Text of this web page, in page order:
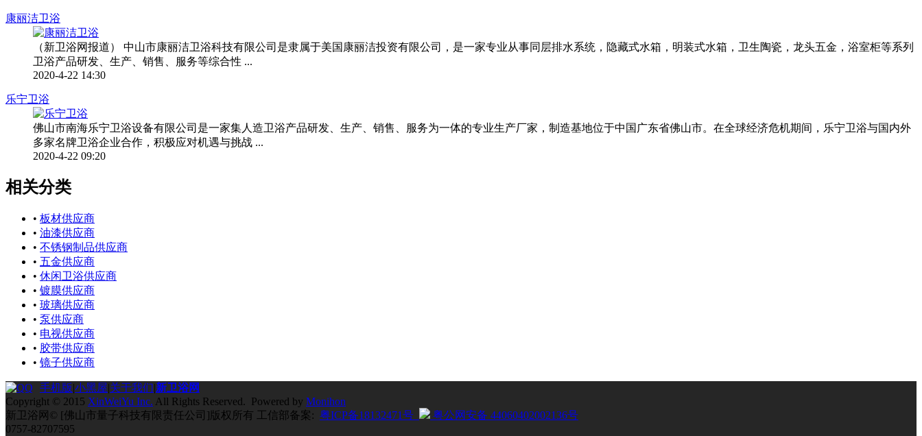
康丽洁卫浴
（新卫浴网报道） 中山市康丽洁卫浴科技有限公司是隶属于美国康丽洁投资有限公司，是一家专业从事同层排水系统，隐藏式水箱，明装式水箱，卫生陶瓷，龙头五金，浴室柜等系列
卫浴产品研发、生产、销售、服务等综合性 ...
2020-4-22 14:30
乐宁卫浴
佛山市南海乐宁卫浴设备有限公司是一家集人造卫浴产品研发、生产、销售、服务为一体的专业生产厂家，制造基地位于中国广东省佛山市。在全球经济危机期间，乐宁卫浴与国内外
多家名牌卫浴企业合作，积极应对机遇与挑战 ...
2020-4-22 09:20
相关分类
• 板材供应商
• 油漆供应商
• 不锈钢制品供应商
• 五金供应商
• 休闲卫浴供应商
• 镀膜供应商
• 玻璃供应商
• 泵供应商
• 电视供应商
• 胶带供应商
• 镜子供应商
手机版|小黑屋|关于我们|新卫浴网
Copyright © 2015 XinWeiYu Inc. All Rights Reserved. Powered by Monihon
新卫浴网© [佛山市量子科技有限责任公司]版权所有 工信部备案: 粤ICP备18132471号
粤公网安备 44060402002136号
0757-82707595